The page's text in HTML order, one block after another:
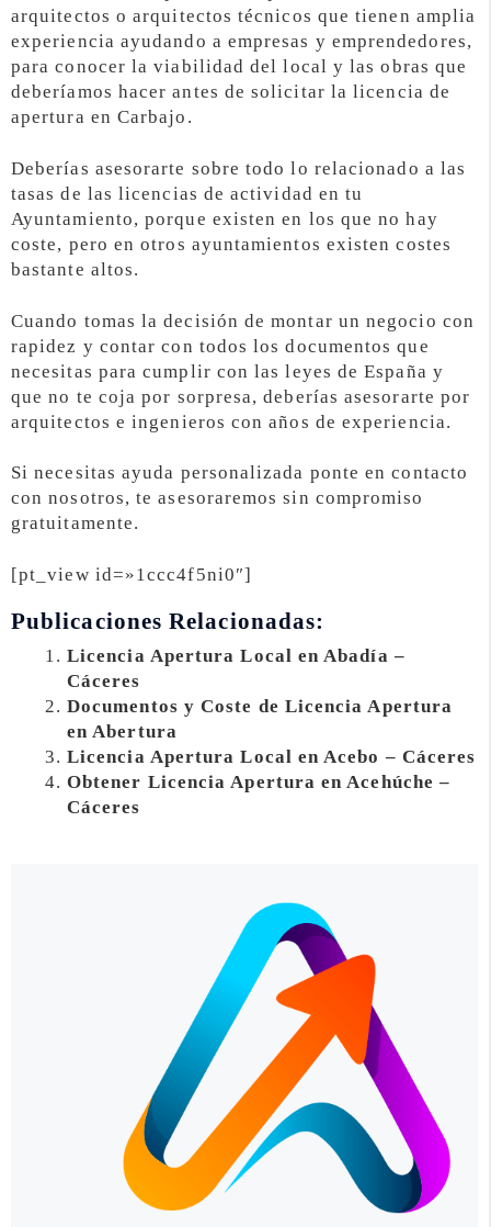
arquitectos o arquitectos técnicos que tienen amplia
experiencia ayudando a empresas y emprendedores,
para conocer la viabilidad del local y las obras que
deberíamos hacer antes de solicitar la licencia de
apertura en Carbajo.
Deberías asesorarte sobre todo lo relacionado a las
tasas de las licencias de actividad en tu
Ayuntamiento, porque existen en los que no hay
coste, pero en otros ayuntamientos existen costes
bastante altos.
Cuando tomas la decisión de montar un negocio con
rapidez y contar con todos los documentos que
necesitas para cumplir con las leyes de España y
que no te coja por sorpresa, deberías asesorarte por
arquitectos e ingenieros con años de experiencia.
Si necesitas ayuda personalizada ponte en contacto
con nosotros, te asesoraremos sin compromiso
gratuitamente.
[pt_view id=»1ccc4f5ni0″]
Publicaciones Relacionadas:
Licencia Apertura Local en Abadía –
Cáceres
Documentos y Coste de Licencia Apertura
en Abertura
Licencia Apertura Local en Acebo – Cáceres
Obtener Licencia Apertura en Acehúche –
Cáceres